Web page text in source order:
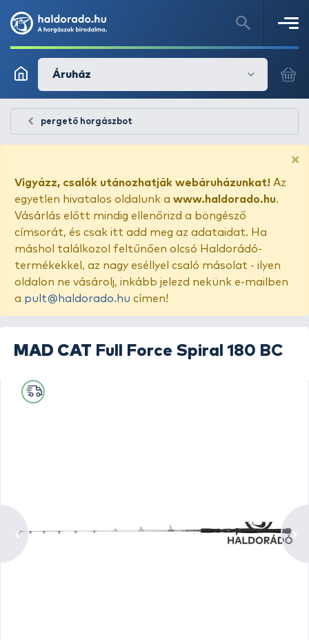
Áruház
pergető horgászbot
×
Vigyázz, csalók utánozhatják webáruházunkat! Az
egyetlen hivatalos oldalunk a www.haldorado.hu.
Vásárlás előtt mindig ellenőrizd a böngésző
címsorát, és csak itt add meg az adataidat. Ha
máshol találkozol feltűnően olcsó Haldorádó-
termékekkel, az nagy eséllyel csaló másolat - ilyen
oldalon ne vásárolj, inkább jelezd nekünk e-mailben
a pult@haldorado.hu címen!
MAD CAT Full Force Spiral 180 BC